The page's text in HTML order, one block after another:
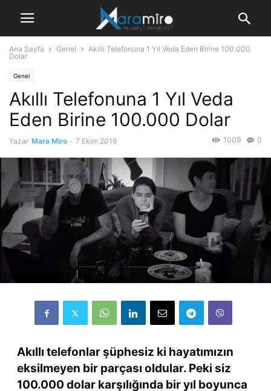
Ana Sayfa Genel
Akıllı Telefonuna 1 Yıl Veda Eden Birine 100.000
Dolar
Genel
Akıllı Telefonuna 1 Yıl Veda
Eden Birine 100.000 Dolar
Yazar Mara Miro - 7 Ekim 2019 0
1009
Akıllı telefonlar şüphesiz ki hayatımızın
eksilmeyen bir parçası oldular. Peki siz
100.000 dolar karşılığında bir yıl boyunca